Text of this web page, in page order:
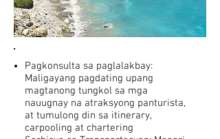
Pagkonsulta sa paglalakbay:
Maligayang pagdating upang
magtanong tungkol sa mga
nauugnay na atraksyong panturista,
at tumulong din sa itinerary,
carpooling at chartering